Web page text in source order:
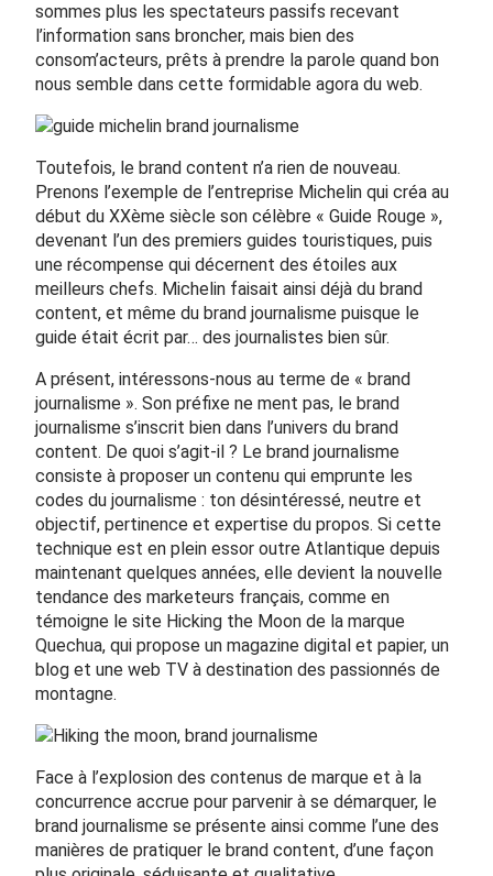
sommes plus les spectateurs passifs recevant
l’information sans broncher, mais bien des
consom’acteurs, prêts à prendre la parole quand bon
nous semble dans cette formidable agora du web.
Toutefois, le brand content n’a rien de nouveau.
Prenons l’exemple de l’entreprise Michelin qui créa au
début du XXème siècle son célèbre « Guide Rouge »,
devenant l’un des premiers guides touristiques, puis
une récompense qui décernent des étoiles aux
meilleurs chefs. Michelin faisait ainsi déjà du brand
content, et même du brand journalisme puisque le
guide était écrit par… des journalistes bien sûr.
A présent, intéressons-nous au terme de « brand
journalisme ». Son préfixe ne ment pas, le brand
journalisme s’inscrit bien dans l’univers du brand
content. De quoi s’agit-il ? Le brand journalisme
consiste à proposer un contenu qui emprunte les
codes du journalisme : ton désintéressé, neutre et
objectif, pertinence et expertise du propos. Si cette
technique est en plein essor outre Atlantique depuis
maintenant quelques années, elle devient la nouvelle
tendance des marketeurs français, comme en
témoigne le site Hicking the Moon de la marque
Quechua, qui propose un magazine digital et papier, un
blog et une web TV à destination des passionnés de
montagne.
Face à l’explosion des contenus de marque et à la
concurrence accrue pour parvenir à se démarquer, le
brand journalisme se présente ainsi comme l’une des
manières de pratiquer le brand content, d’une façon